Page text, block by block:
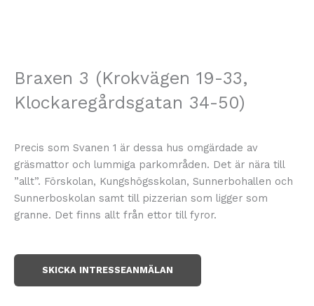
Braxen 3 (Krokvägen 19-33,
Klockaregårdsgatan 34-50)
Precis som Svanen 1 är dessa hus omgärdade av
gräsmattor och lummiga parkområden. Det är nära till
”allt”. Förskolan, Kungshögsskolan, Sunnerbohallen och
Sunnerboskolan samt till pizzerian som ligger som
granne. Det finns allt från ettor till fyror.
SKICKA INTRESSEANMÄLAN